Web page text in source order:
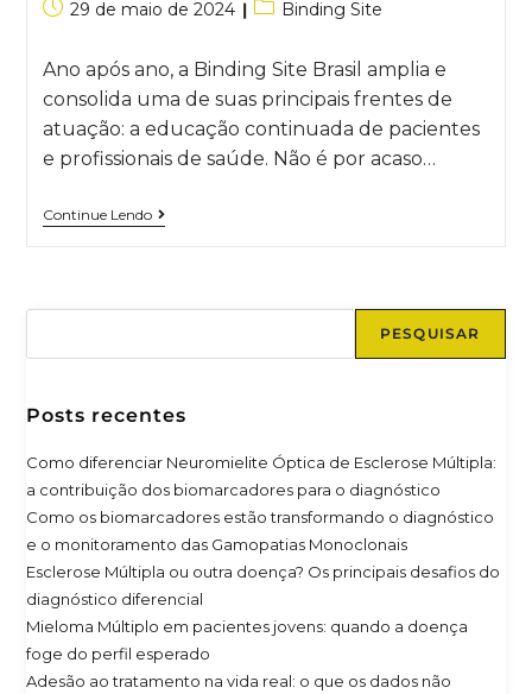
29 de maio de 2024 Binding Site
Ano após ano, a Binding Site Brasil amplia e
consolida uma de suas principais frentes de
atuação: a educação continuada de pacientes
e profissionais de saúde. Não é por acaso…
Continue Lendo
PESQUISAR
Posts recentes
Como diferenciar Neuromielite Óptica de Esclerose Múltipla:
a contribuição dos biomarcadores para o diagnóstico
Como os biomarcadores estão transformando o diagnóstico
e o monitoramento das Gamopatias Monoclonais
Esclerose Múltipla ou outra doença? Os principais desafios do
diagnóstico diferencial
Mieloma Múltiplo em pacientes jovens: quando a doença
foge do perfil esperado
Adesão ao tratamento na vida real: o que os dados não